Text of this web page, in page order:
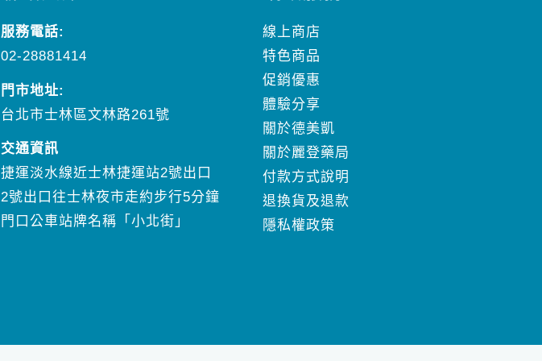
服務電話:
02-28881414
門市地址:
台北市士林區文林路261號
交通資訊
捷運淡水線近士林捷運站2號出口
2號出口往士林夜市走約步行5分鐘
門口公車站牌名稱「小北街」
線上商店
特色商品
促銷優惠
體驗分享
關於德美凱
關於麗登藥局
付款方式說明
退換貨及退款
隱私權政策